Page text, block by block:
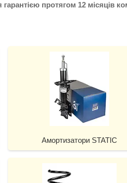
протягом 12 місяців
Амортизатори STATIC